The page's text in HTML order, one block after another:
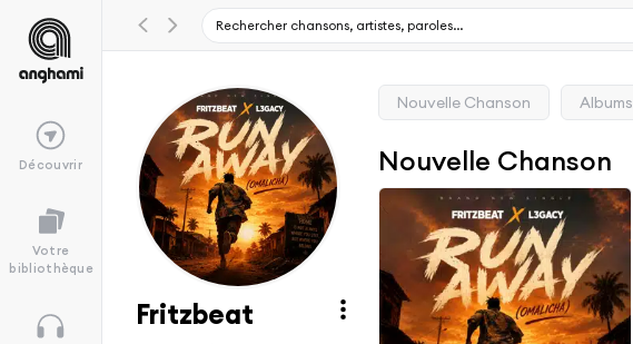
Découvrir
Votre
bibliothèque
Fritzbeat
Nouvelle Chanson Albums
Nouvelle Chanson